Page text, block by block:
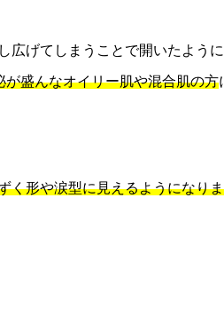
広げてしまうことで開いたよう
盛んなオイリー肌や混合肌の方
く形や涙型に見えるようになり